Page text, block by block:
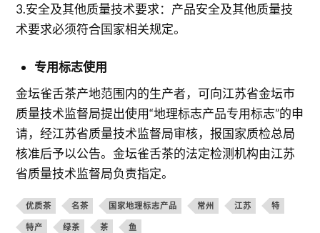
3.安全及其他质量技术要求：产品安全及其他质量技
术要求必须符合国家相关规定。
专用标志使用
金坛雀舌茶产地范围内的生产者，可向江苏省金坛市
质量技术监督局提出使用“地理标志产品专用标志”的申
请，经江苏省质量技术监督局审核，报国家质检总局
核准后予以公告。金坛雀舌茶的法定检测机构由江苏
省质量技术监督局负责指定。
优质茶 名茶 国家地理标志产品 常州 江苏 特
特产 绿茶 茶 鱼